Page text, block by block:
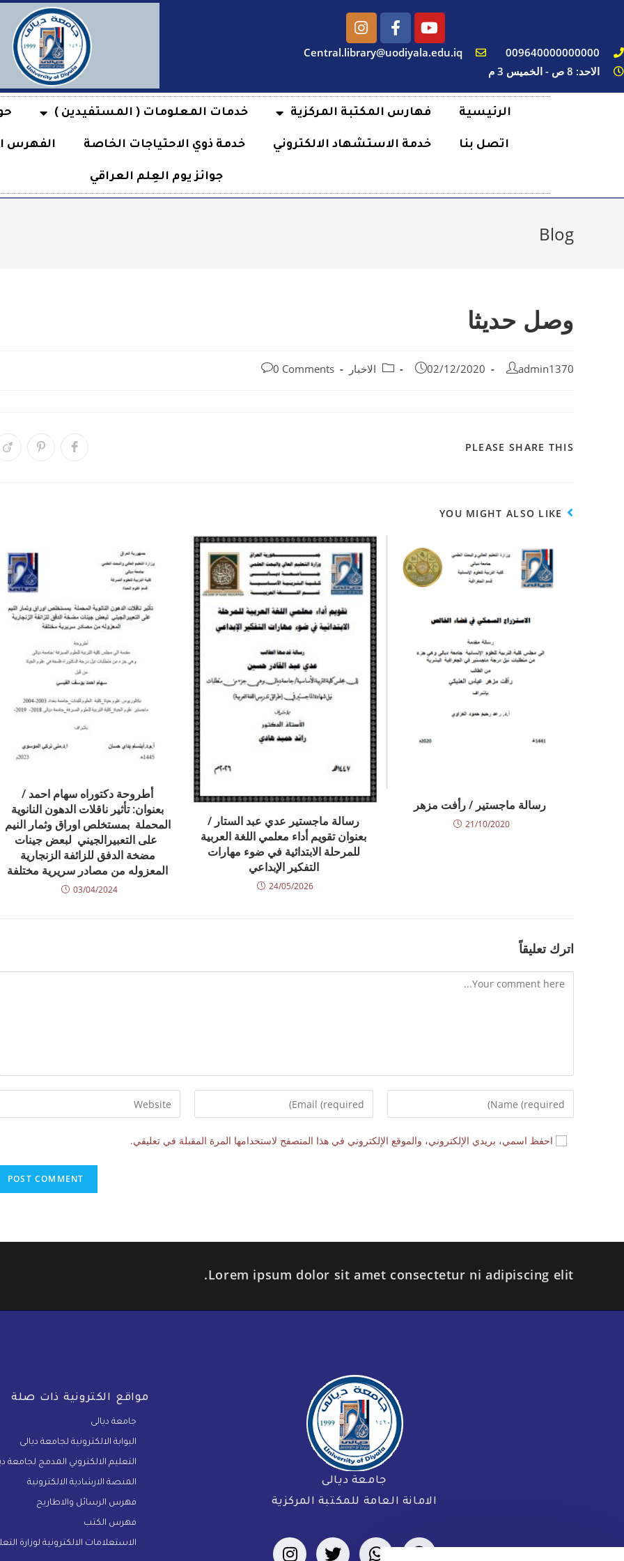
009640000000000
Central.library@uodiyala.edu.iq
الاحد: 8 ص - الخميس 3 م
الرئيسية فهارس المكتبة المركزية خدمات المعلومات ( المستفيدين )
اتصل بنا خدمة الاستشهاد الالكتروني خدمة ذوي الاحتياجات الخاصة الفهرس
جوائز يوم العِلم العراقي
Blog
وصل حديثا
admin1370
02/12/2020 الاخبار 0 Comments
PLEASE SHARE THIS
YOU MIGHT ALSO LIKE
أطروحة دكتوراه سهام احمد /
بعنوان: تأثير ناقلات الدهون النانوية
المحملة بمستخلص اوراق وثمار النيم
على التعبيرالجيني لبعض جينات
مضخة الدفق للزائفة الزنجارية
المعزوله من مصادر سريرية مختلفة
03/04/2024
رسالة ماجستير عدي عبد الستار /
بعنوان تقويم أداء معلمي اللغة العربية
للمرحلة الابتدائية في ضوء مهارات
التفكير الإبداعي
24/05/2026
رسالة ماجستير / رأفت مزهر
21/10/2020
اترك تعليقاً
احفظ اسمي، بريدي الإلكتروني، والموقع الإلكتروني في هذا المتصفح لاستخدامها المرة المقبلة في تعليقي.
Lorem ipsum dolor sit amet consectetur ni adipiscing elit.
جامعة ديالى
الامانة العامة للمكتبة المركزية
مواقع الكترونية ذات صلة
جامعة ديالى
البوابة الالكترونية لجامعة ديالى
التعليم الالكتروني المدمج لجامعة
المنصة الارشادية الالكترونية
فهرس الرسائل والاطاريح
فهرس الكتب
الاستعلامات الالكترونية لوزارة